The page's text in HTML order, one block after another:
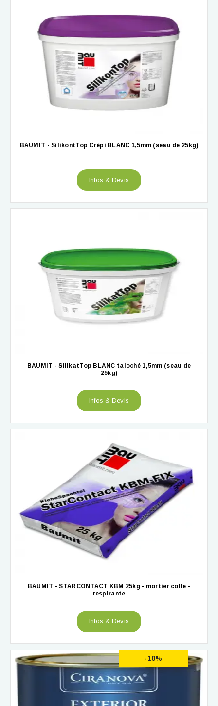
BAUMIT - SilikontTop Crépi BLANC 1,5mm (seau de 25kg)
Infos & Devis
BAUMIT - SilikatTop BLANC taloché 1,5mm (seau de
25kg)
Infos & Devis
BAUMIT - STARCONTACT KBM 25kg - mortier colle -
respirante
Infos & Devis
-10%